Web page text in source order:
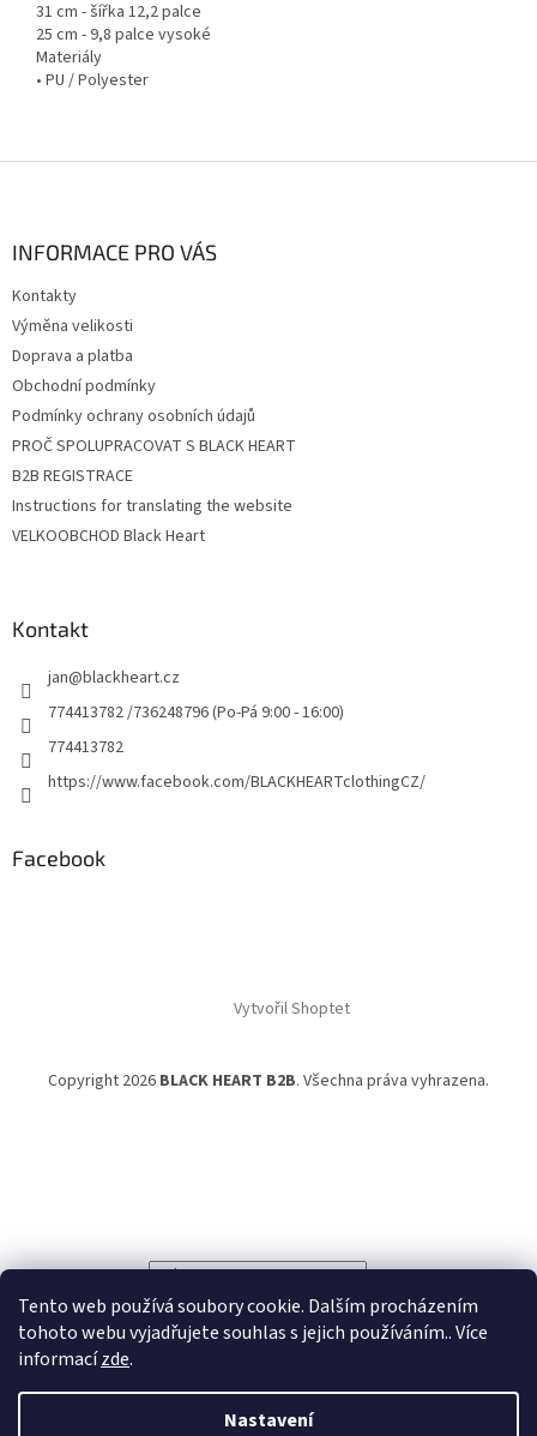
Tento web používá soubory cookie. Dalším procházením
tohoto webu vyjadřujete souhlas s jejich používáním.. Více
informacízde.
Nastavení
31 cm - šířka 12,2 palce
25 cm - 9,8 palce vysoké
Materiály
• PU / Polyester
INFORMACE PRO VÁS
Kontakty
Výměna velikosti
Doprava a platba
Obchodní podmínky
Podmínky ochrany osobních údajů
PROČ SPOLUPRACOVAT S BLACK HEART
B2B REGISTRACE
Instructions for translating the website
VELKOOBCHOD Black Heart
Kontakt
jan@blackheart.cz
774413782 /736248796 (Po-Pá 9:00 - 16:00)
774413782
https://www.facebook.com/BLACKHEARTclothingCZ/
Facebook
Vytvořil Shoptet
Copyright 2026 BLACK HEART B2B. Všechna práva vyhrazena.
Powered by Translate